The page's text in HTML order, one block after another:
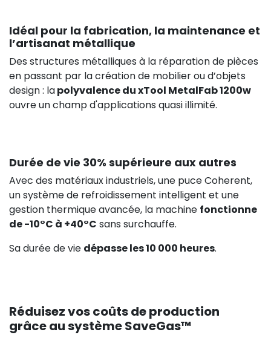
Idéal pour la fabrication, la maintenance et
l’artisanat métallique
Des structures métalliques à la réparation de pièces
en passant par la création de mobilier ou d’objets
design : lapolyvalence du xTool MetalFab 1200w
ouvre un champ d'applications quasi illimité.
Durée de vie 30% supérieure aux autres
Avec des matériaux industriels, une puce Coherent,
un système de refroidissement intelligent et une
gestion thermique avancée, la machine fonctionne
de -10°C à +40°C sans surchauffe.
Sa durée de vie dépasse les 10 000 heures.
Réduisez vos coûts de production
grâce au système SaveGas™